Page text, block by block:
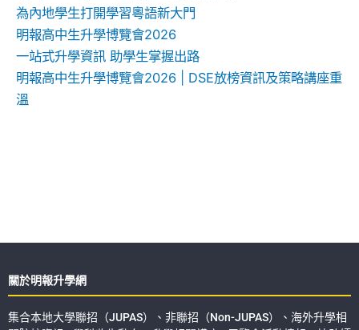
為內地學生打開學習粵語新大門
明報高中生升學博覽會2026
一站式升學資訊 助學生掌握出路
明報高中生升學博覽會2026 | DSE放榜資訊及策略講座重
溫
關於明報升學網
集合本地大學聯招（JUPAS）、非聯招（Non-JUPAS）、海外升學相